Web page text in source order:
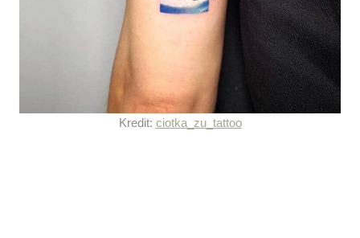
Kredit: ciotka_zu_tattoo